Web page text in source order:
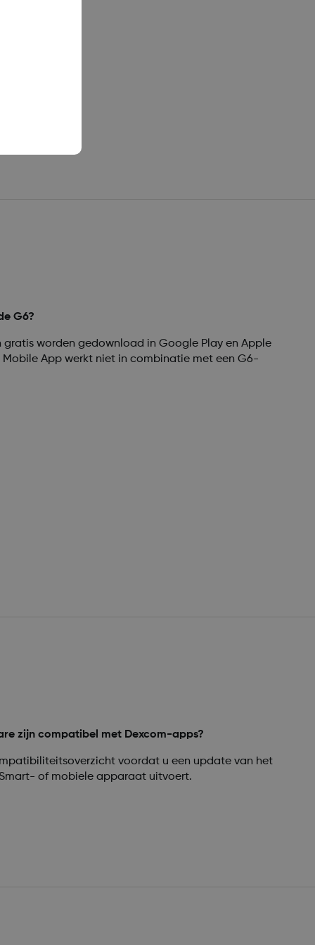
G6?
gratis worden gedownload in Google Play en Apple
Mobile App werkt niet in combinatie met een G6-
zijn compatibel met Dexcom-apps?
voordat u een update van het
of mobiele apparaat uitvoert.